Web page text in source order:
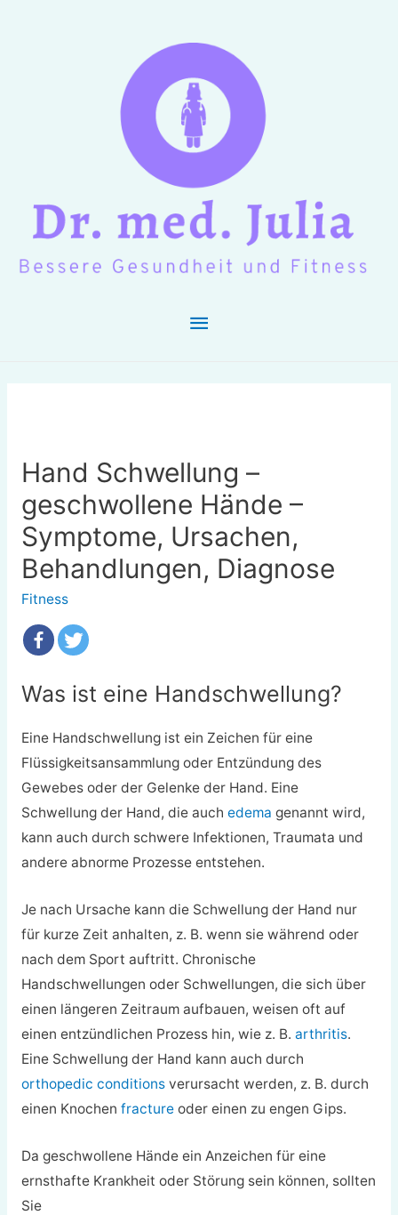
Hauptmenü
Hand Schwellung –
geschwollene Hände –
Symptome, Ursachen,
Behandlungen, Diagnose
Fitness
Was ist eine Handschwellung?
Eine Handschwellung ist ein Zeichen für eine
Flüssigkeitsansammlung oder Entzündung des
Gewebes oder der Gelenke der Hand. Eine
Schwellung der Hand, die auch edema genannt wird,
kann auch durch schwere Infektionen, Traumata und
andere abnorme Prozesse entstehen.
Je nach Ursache kann die Schwellung der Hand nur
für kurze Zeit anhalten, z. B. wenn sie während oder
nach dem Sport auftritt. Chronische
Handschwellungen oder Schwellungen, die sich über
einen längeren Zeitraum aufbauen, weisen oft auf
einen entzündlichen Prozess hin, wie z. B. arthritis.
Eine Schwellung der Hand kann auch durch
orthopedic conditionsverursacht werden, z. B. durch
einen Knochen fractureoder einen zu engen Gips.
Da geschwollene Hände ein Anzeichen für eine
ernsthafte Krankheit oder Störung sein können, sollten
Sie